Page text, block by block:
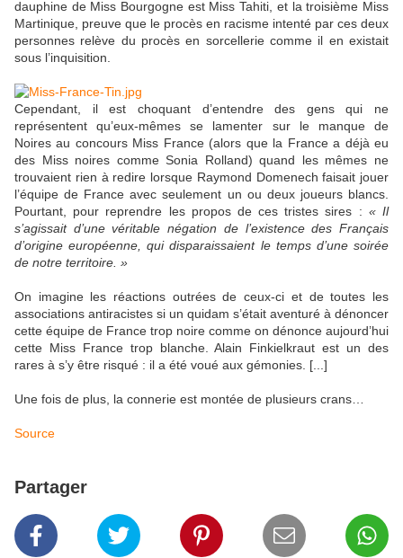
dauphine de Miss Bourgogne est Miss Tahiti, et la troisième Miss
Martinique, preuve que le procès en racisme intenté par ces deux
personnes relève du procès en sorcellerie comme il en existait
sous l’inquisition.
Cependant, il est choquant d’entendre des gens qui ne
représentent qu’eux-mêmes se lamenter sur le manque de
Noires au concours Miss France (alors que la France a déjà eu
des Miss noires comme Sonia Rolland) quand les mêmes ne
trouvaient rien à redire lorsque Raymond Domenech faisait jouer
l’équipe de France avec seulement un ou deux joueurs blancs.
Pourtant, pour reprendre les propos de ces tristes sires : « Il
s’agissait d’une véritable négation de l’existence des Français
d’origine européenne, qui disparaissaient le temps d’une soirée
de notre territoire. »
On imagine les réactions outrées de ceux-ci et de toutes les
associations antiracistes si un quidam s’était aventuré à dénoncer
cette équipe de France trop noire comme on dénonce aujourd’hui
cette Miss France trop blanche. Alain Finkielkraut est un des
rares à s’y être risqué : il a été voué aux gémonies. [...]
Une fois de plus, la connerie est montée de plusieurs crans…
Source
Partager